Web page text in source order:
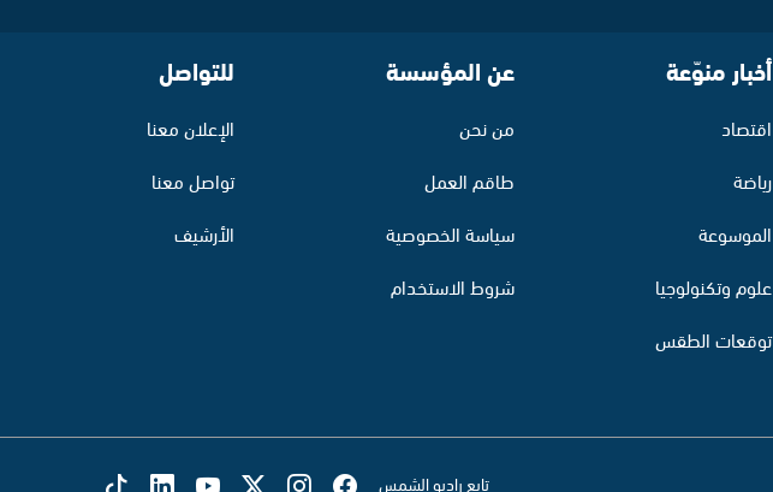
أخبار منوّعة
اقتصاد
رياضة
الموسوعة
علوم وتكنولوجيا
توقعات الطقس
عن المؤسسة
من نحن
طاقم العمل
سياسة الخصوصية
شروط الاستخدام
للتواصل
الإعلان معنا
تواصل معنا
الأرشيف
تابع راديو الشمس